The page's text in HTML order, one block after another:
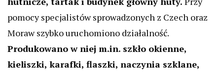
pomocy specjalistów sprowadzonych z Czech oraz
Moraw szybko uruchomiono działalność.
Produkowano w niej m.in. szkło okienne,
kieliszki, karafki, flaszki, naczynia szklane,